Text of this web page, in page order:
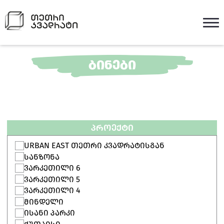
ᲑᲘᲜᲔᲑᲘ
ᲞᲠᲝᲔᲥᲢᲘ
URBAN EAST ᲗᲔᲗᲠᲘ ᲙᲕᲐᲓᲠᲐᲢᲘᲡᲒᲐᲜ
ᲡᲐᲜᲖᲝᲜᲐ
ᲕᲐᲠᲙᲔᲗᲘᲚᲘ 6
ᲕᲐᲠᲙᲔᲗᲘᲚᲘ 5
ᲕᲐᲠᲙᲔᲗᲘᲚᲘ 4
ᲛᲘᲜᲓᲔᲚᲘ
ᲘᲡᲐᲜᲘ ᲞᲐᲠᲙᲘ